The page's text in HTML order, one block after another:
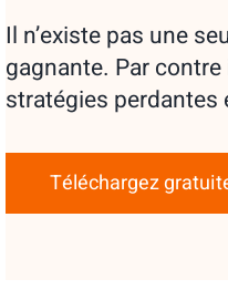
Il n’existe pas une
gagnante. Par
stratégies perdantes
Téléchargez